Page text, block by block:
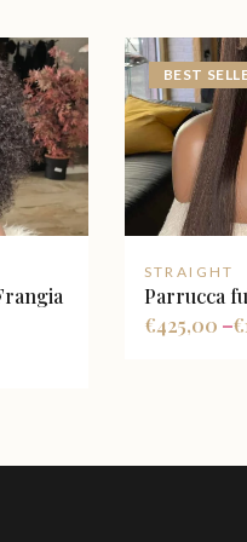
BEST
STRAIGHT
Parrucca
425,00
€ –€